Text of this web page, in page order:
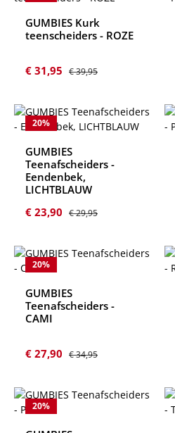
GUMBIES Kurk
teenscheiders - ROZE
Verkoopprijs:
€ 31,95 Normale prijs:
€ 39,95
20%
GUMBIES
Teenafscheiders -
Eendenbek,
LICHTBLAUW
Verkoopprijs:
€ 23,90 Normale prijs:
€ 29,95
20%
GUMBIES
Teenafscheiders -
CAMI
Verkoopprijs:
€ 27,90 Normale prijs:
€ 34,95
20%